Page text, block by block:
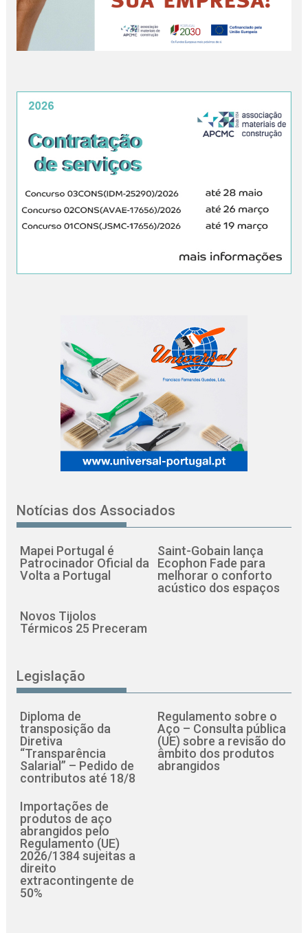
Notícias dos Associados
Mapei Portugal é
Patrocinador Oficial da
Volta a Portugal
Saint-Gobain lança
Ecophon Fade para
melhorar o conforto
acústico dos espaços
Novos Tijolos
Térmicos 25 Preceram
Legislação
Diploma de
transposição da
Diretiva
“Transparência
Salarial” – Pedido de
contributos até 18/8
Regulamento sobre o
Aço – Consulta pública
(UE) sobre a revisão do
âmbito dos produtos
abrangidos
Importações de
produtos de aço
abrangidos pelo
Regulamento (UE)
2026/1384 sujeitas a
direito
extracontingente de
50%